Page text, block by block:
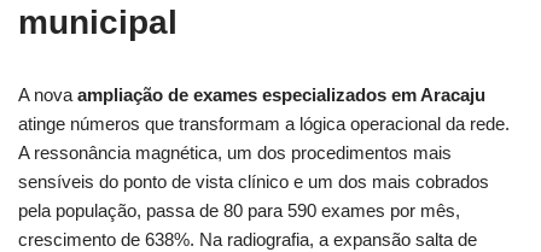
municipal
A nova ampliação de exames especializados em Aracaju
atinge números que transformam a lógica operacional da rede.
A ressonância magnética, um dos procedimentos mais
sensíveis do ponto de vista clínico e um dos mais cobrados
pela população, passa de 80 para 590 exames por mês,
crescimento de 638%. Na radiografia, a expansão salta de